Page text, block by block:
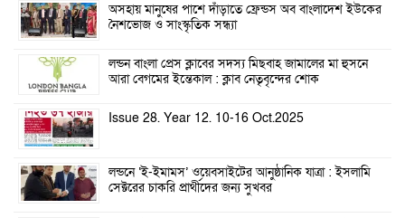
অসহায় মানুষের পাশে দাঁড়াতে ফ্রেন্ডস অব বাংলাদেশ ইউকের
নৈশভোজ ও সাংস্কৃতিক সন্ধ্যা
লন্ডন বাংলা প্রেস ক্লাবের সদস্য মিছবাহ জামালের মা হুসনে
আরা বেগমের ইন্তেকাল : ক্লাব নেতৃবৃন্দের শোক
Issue 28. Year 12. 10-16 Oct.2025
লন্ডনে ‘ই-ইমামস’ ওয়েবসাইটের আনুষ্ঠানিক যাত্রা : ইসলামি
সেক্টরের চাকরি প্রার্থীদের জন্য সুখবর